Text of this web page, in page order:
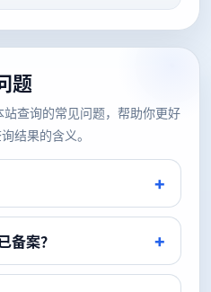
题
查询的常见问题，帮助你更好
结果的含义。
备案？